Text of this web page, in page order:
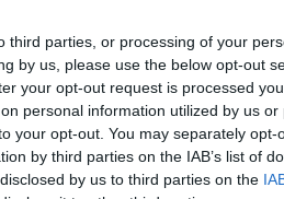
third parties, or processing of your
by us, please use the below opt-out
your opt-out request is processed
personal information utilized by us or
your opt-out. You may separately opt-
by third parties on the IAB’s list of
by us to third parties on the